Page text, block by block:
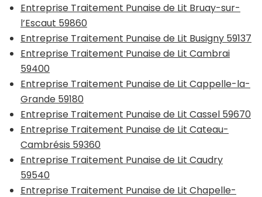
Entreprise Traitement Punaise de Lit Bruay-sur-
l’Escaut 59860
Entreprise Traitement Punaise de Lit Busigny 59137
Entreprise Traitement Punaise de Lit Cambrai
59400
Entreprise Traitement Punaise de Lit Cappelle-la-
Grande 59180
Entreprise Traitement Punaise de Lit Cassel 59670
Entreprise Traitement Punaise de Lit Cateau-
Cambrésis 59360
Entreprise Traitement Punaise de Lit Caudry
59540
Entreprise Traitement Punaise de Lit Chapelle-